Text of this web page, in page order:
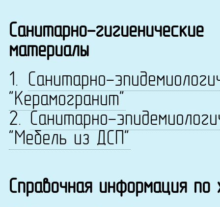
Санитарно-
материалы
1. Санитарно-
"Керамогранит"
2. Санитарно-
"Мебель из ДСП"
Справочная информация